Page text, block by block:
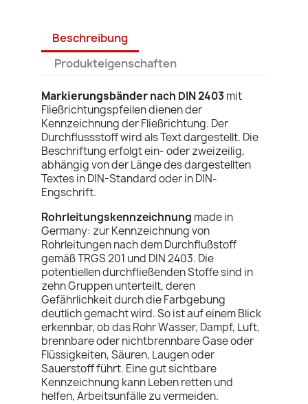
Beschreibung
Produkteigenschaften
Markierungsbändernach DIN 2403 mit
Fließrichtungspfeilen dienen der
Kennzeichnung der Fließrichtung. Der
Durchflussstoff wird als Text dargestellt. Die
Beschriftung erfolgtein- oder zweizeilig,
abhängig von der Länge des dargestellten
Textes in DIN-Standard oder in DIN-
Engschrift.
Rohrleitungskennzeichnung made in
Germany: zur Kennzeichnung von
Rohrleitungen nach dem Durchflußstoff
gemäß TRGS 201 und DIN 2403. Die
potentiellen durchfließenden Stoffe sind in
zehn Gruppen unterteilt, deren
Gefährlichkeit durch die Farbgebung
deutlich gemacht wird. So ist auf einem Blick
erkennbar, ob das Rohr Wasser, Dampf, Luft,
brennbare oder nichtbrennbare Gase oder
Flüssigkeiten, Säuren, Laugen oder
Sauerstoff führt. Eine gut sichtbare
Kennzeichnung kann Leben retten und
helfen, Arbeitsunfälle zu vermeiden.